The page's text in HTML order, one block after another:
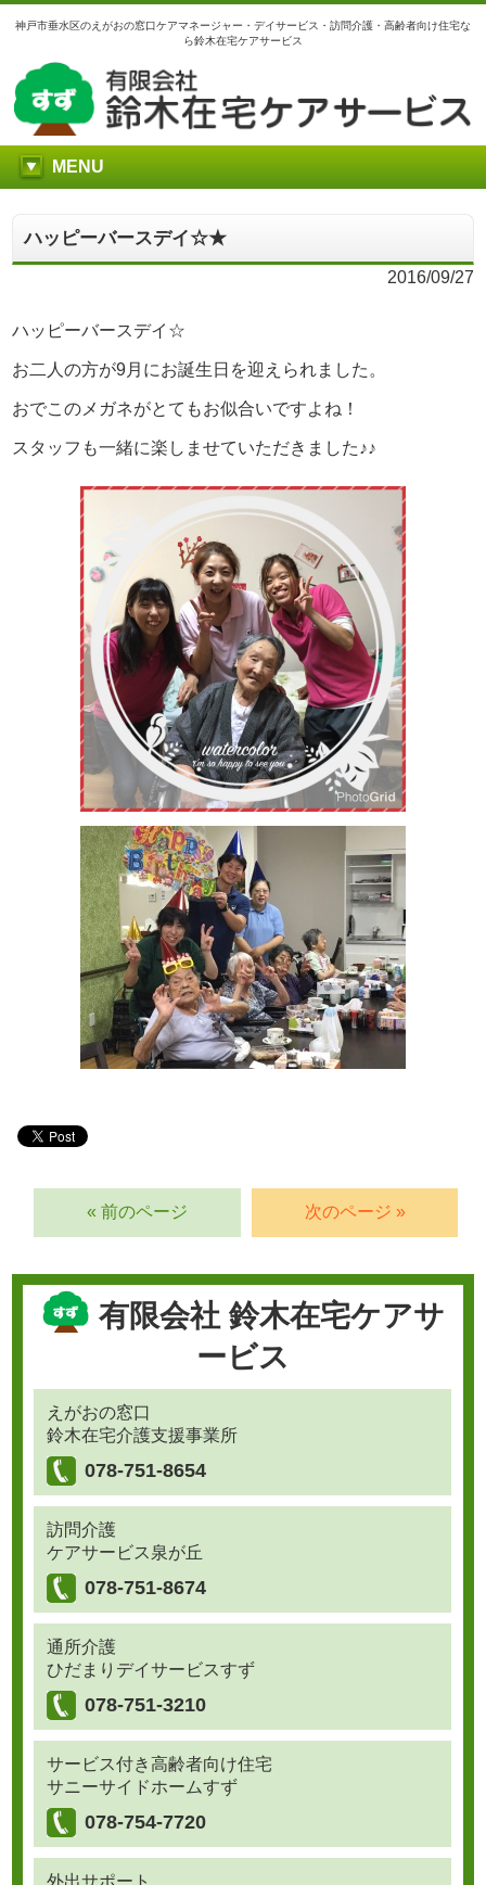
神戸市垂水区のえがおの窓口ケアマネージャー・デイサービス・訪問介護・高齢者向け住宅な
ら鈴木在宅ケアサービス
MENU
ハッピーバースデイ☆★
2016/09/27
ハッピーバースデイ☆
お二人の方が9月にお誕生日を迎えられました。
おでこのメガネがとてもお似合いですよね！
スタッフも一緒に楽しませていただきました♪♪
« 前のページ 次のページ »
有限会社 鈴木在宅ケアサ
ービス
えがおの窓口
鈴木在宅介護支援事業所
078-751-8654
訪問介護
ケアサービス泉が丘
078-751-8674
通所介護
ひだまりデイサービスすず
078-751-3210
サービス付き高齢者向け住宅
サニーサイドホームすず
078-754-7720
外出サポート